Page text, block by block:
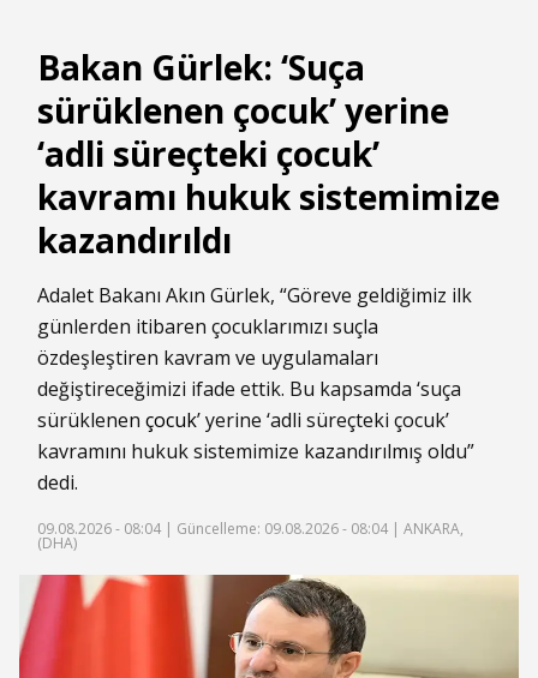
Bakan Gürlek: ‘Suça
sürüklenen çocuk’ yerine
‘adli süreçteki çocuk’
kavramı hukuk sistemimize
kazandırıldı
Adalet Bakanı Akın Gürlek, “Göreve geldiğimiz ilk
günlerden itibaren çocuklarımızı suçla
özdeşleştiren kavram ve uygulamaları
değiştireceğimizi ifade ettik. Bu kapsamda ‘suça
sürüklenen çocuk’ yerine ‘adli süreçteki çocuk’
kavramını hukuk sistemimize kazandırılmış oldu”
dedi.
09.08.2026 - 08:04 | Güncelleme: 09.08.2026 - 08:04 | ANKARA,
(DHA)